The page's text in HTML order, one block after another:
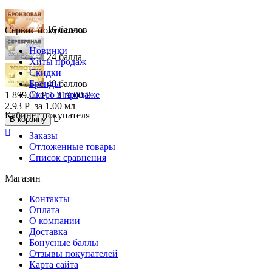
16 баллов
24 балла
40 баллов
1 899.00 Р 1 319.00 Р
2.93 Р за 1.00 мл
В корзину


Сервис покупателя
Новинки
Хиты продаж
Скидки
Бренды
Скоро в продаже
Кабинет покупателя
Заказы
Отложенные товары
Список сравнения
Магазин
Контакты
Оплата
О компании
Доставка
Бонусные баллы
Отзывы покупателей
Карта сайта